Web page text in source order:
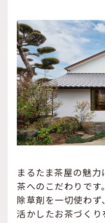
まるたま茶屋の魅
茶へのこだわりで
除草剤を一切使わ
活かしたお茶づく